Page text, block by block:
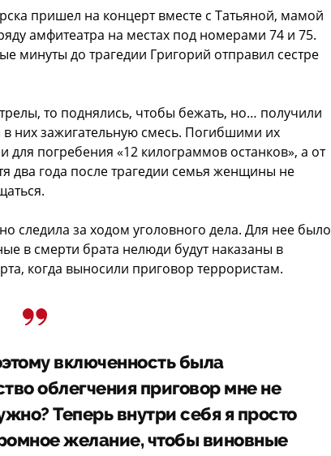
пришел на концерт вместе с Татьяной, мамой
амфитеатра на местах под номерами 74 и 75.
минуты до трагедии Григорий отправил сестре
то поднялись, чтобы бежать, но… получили
них зажигательную смесь. Погибшими их
для погребения «12 килограммов останков», а от
два года после трагедии семья женщины не
следила за ходом уголовного дела. Для нее было
в смерти брата нелюди будут наказаны в
когда выносили приговор террористам.
включенность была
облегчения приговор мне не
Теперь внутри себя я просто
желание, чтобы виновные